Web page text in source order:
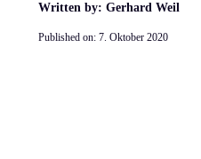
Written by: Gerhard Weil
Published on: 7. Oktober 2020